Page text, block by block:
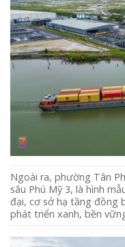
Ngoài ra, phường Tân
sâu Phú Mỹ 3, là hình
đại, cơ sở hạ tầng đồng
phát triển xanh, bền